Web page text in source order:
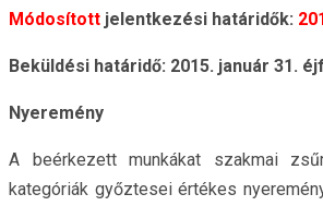
Módosított jelentkezési határidők:
Beküldési határidő: 2015. január 31.
Nyeremény
A beérkezett munkákat szakmai
kategóriák győztesei értékes